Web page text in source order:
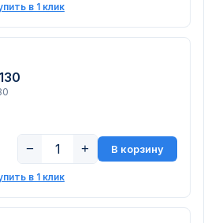
в 1 клик
− + В корзину
в 1 клик